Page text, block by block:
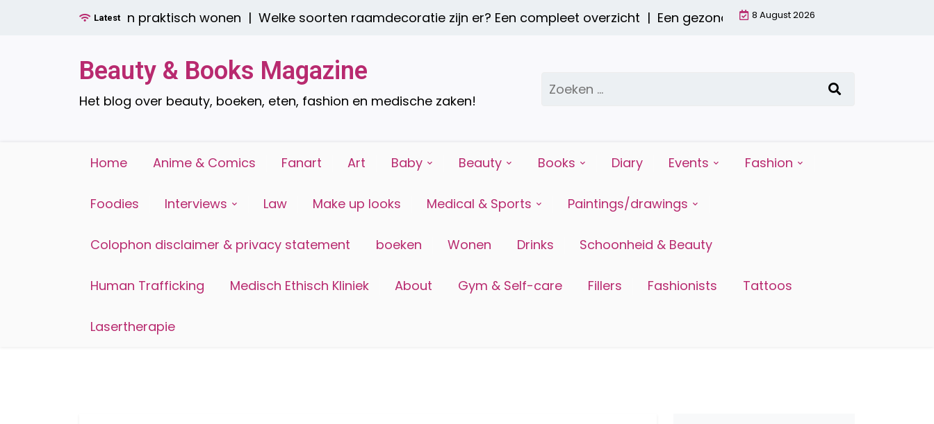
Latest
boren: stijlvol én praktisch wonen | Welke soorten raamdecoratie zijn er? Een compleet overzicht | Een gezond ontbijt met een smoothie:
8 August 2026
Beauty & Books Magazine
Het blog over beauty, boeken, eten, fashion en medische zaken!
Zoeken
naar:
Home Anime & Comics Fanart Art Baby Beauty Books Diary Events Fashion
Foodies Interviews Law Make up looks Medical & Sports Paintings/drawings
Colophon disclaimer & privacy statement boeken Wonen Drinks Schoonheid & Beauty
Human Trafficking Medisch Ethisch Kliniek About Gym & Self-care Fillers Fashionists Tattoos
Lasertherapie